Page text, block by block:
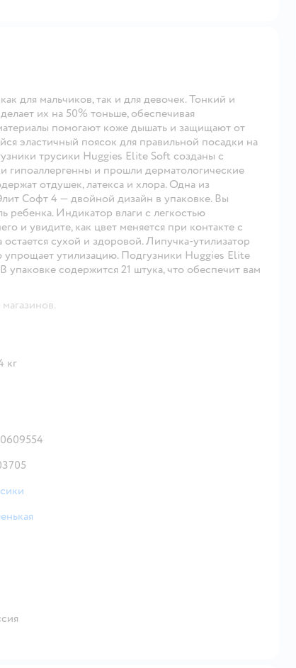
для мальчиков, так и для девочек. Тонкий и
их на 50% тоньше, обеспечивая
помогают коже дышать и защищают от
эластичный поясок для правильной посадки на
трусики Huggies Elite Soft созданы с
гипоаллергенны и прошли дерматологические
отдушек, латекса и хлора. Одна из
Софт 4 — двойной дизайн в упаковке. Вы
ребенка. Индикатор влаги с легкостью
и увидите, как цвет меняется при контакте с
сухой и здоровой. Липучка-утилизатор
упрощает утилизацию. Подгузники Huggies Elite
содержится 21 штука, что обеспечит вам
кг